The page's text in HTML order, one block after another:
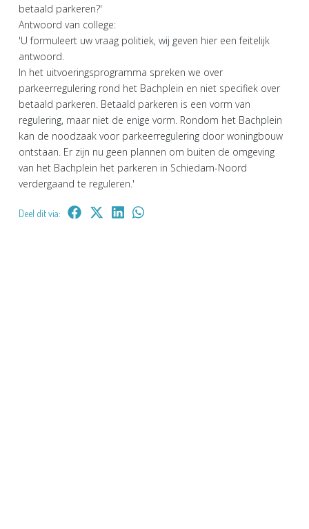
betaald parkeren?'
Antwoord van college:
'U formuleert uw vraag politiek, wij geven hier een feitelijk
antwoord.
In het uitvoeringsprogramma spreken we over
parkeerregulering rond het Bachplein en niet specifiek over
betaald parkeren. Betaald parkeren is een vorm van
regulering, maar niet de enige vorm. Rondom het Bachplein
kan de noodzaak voor parkeerregulering door woningbouw
ontstaan. Er zijn nu geen plannen om buiten de omgeving
van het Bachplein het parkeren in Schiedam-Noord
verdergaand te reguleren.'
Deel dit via: